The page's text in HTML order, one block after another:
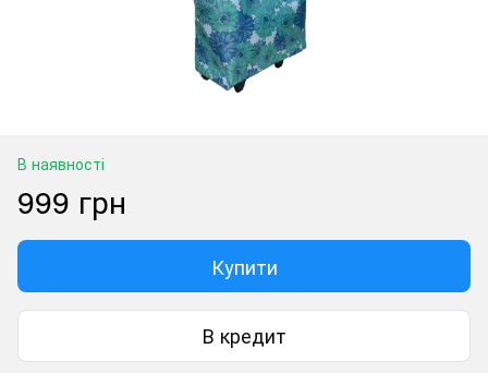
В наявності
999 грн
Купити
В кредит